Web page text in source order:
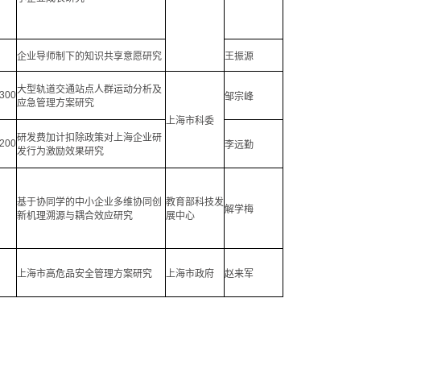
企业导师制下的知识共享意愿研究 王振源
大型轨道交通站点人群运动分析及
应急管理方案研究
上海市科委
邹宗峰
研发费加计扣除政策对上海企业研
发行为激励效果研究
李远勤
基于协同学的中小企业多维协同创
新机理溯源与耦合效应研究
教育部科技发
展中心
解学梅
上海市高危品安全管理方案研究 上海市政府 赵来军